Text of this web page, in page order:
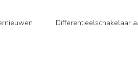
Differentieelschakelaar